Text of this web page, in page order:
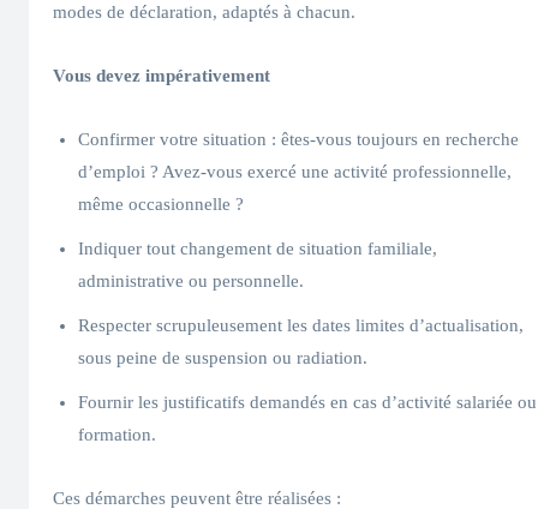
modes de déclaration, adaptés à chacun.
Vous devez impérativement
Confirmer votre situation : êtes-vous toujours en recherche
d’emploi ? Avez-vous exercé une activité professionnelle,
même occasionnelle ?
Indiquer tout changement de situation familiale,
administrative ou personnelle.
Respecter scrupuleusement les dates limites d’actualisation,
sous peine de suspension ou radiation.
Fournir les justificatifs demandés en cas d’activité salariée ou
formation.
Ces démarches peuvent être réalisées :